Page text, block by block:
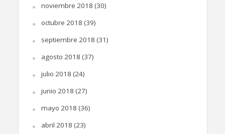
noviembre 2018 (30)
octubre 2018 (39)
septiembre 2018 (31)
agosto 2018 (37)
julio 2018 (24)
junio 2018 (27)
mayo 2018 (36)
abril 2018 (23)